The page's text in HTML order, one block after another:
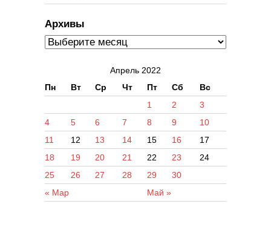
Архивы
Апрель 2022
Пн
Вт Ср Чт Пт Сб Вс
« Мар Май »
1 2
3
4
5 6 7 8 9
10
11
12 13 14 15 16
17
18
19 20 21 22 23
24
25
26 27 28 29 30